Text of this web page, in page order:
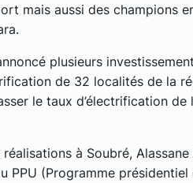
mais aussi des champions
plusieurs
de 32 localités de la
le taux d’électrification de
à Soubré, Alassane
PPU (Programme présidentiel